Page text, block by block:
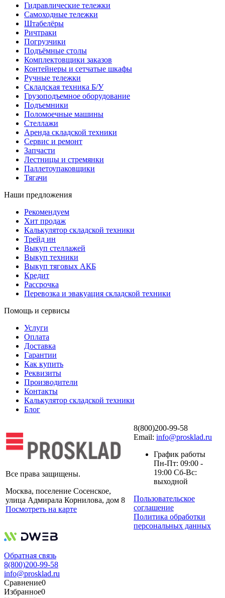
Гидравлические тележки
Самоходные тележки
Штабелёры
Ричтраки
Погрузчики
Подъёмные столы
Комплектовщики заказов
Контейнеры и сетчатые шкафы
Ручные тележки
Складская техника Б/У
Грузоподъемное оборудование
Подъемники
Поломоечные машины
Стеллажи
Аренда складской техники
Сервис и ремонт
Запчасти
Лестницы и стремянки
Паллетоупаковщики
Тягачи
Наши предложения
Рекомендуем
Хит продаж
Калькулятор складской техники
Трейд ин
Выкуп стеллажей
Выкуп техники
Выкуп тяговых АКБ
Кредит
Рассрочка
Перевозка и эвакуация складской техники
Помощь и сервисы
Услуги
Оплата
Доставка
Гарантии
Как купить
Реквизиты
Производители
Контакты
Калькулятор складской техники
Блог
Все права защищены.
Москва, поселение Сосенское,
улица Адмирала Корнилова, дом 8
Посмотреть на карте
8(800)200-99-58
Email: info@prosklad.ru
График работы
Пн-Пт: 09:00 -
19:00 Сб-Вс:
выходной
Пользовательское
соглашение
Политика обработки
персональных данных
Обратная связь
8(800)200-99-58
info@prosklad.ru
Сравнение0
Избранное0